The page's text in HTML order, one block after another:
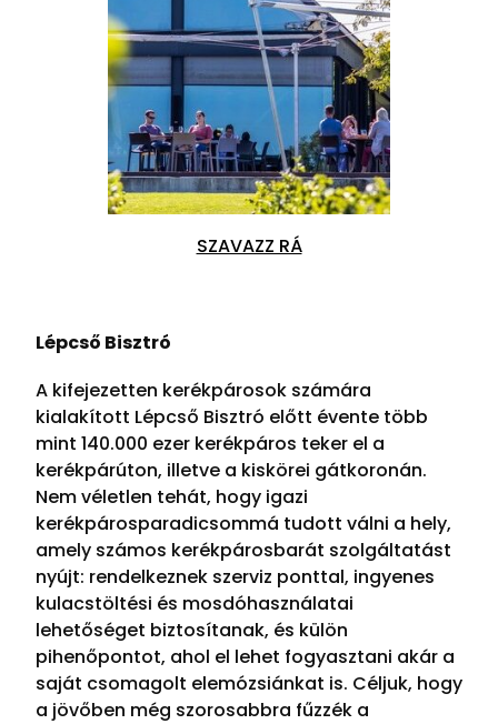
SZAVAZZ RÁ
Lépcső Bisztró
A kifejezetten kerékpárosok számára
kialakított Lépcső Bisztró előtt évente több
mint 140.000 ezer kerékpáros teker el a
kerékpárúton, illetve a kiskörei gátkoronán.
Nem véletlen tehát, hogy igazi
kerékpárosparadicsommá tudott válni a hely,
amely számos kerékpárosbarát szolgáltatást
nyújt: rendelkeznek szerviz ponttal, ingyenes
kulacstöltési és mosdóhasználatai
lehetőséget biztosítanak, és külön
pihenőpontot, ahol el lehet fogyasztani akár a
saját csomagolt elemózsiánkat is. Céljuk, hogy
a jövőben még szorosabbra fűzzék a